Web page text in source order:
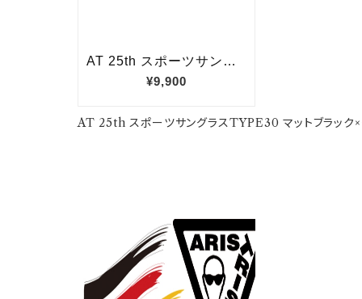
AT 25th スポーツサングラスTYPE30 マットブラック